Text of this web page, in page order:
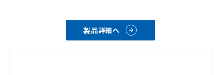
製品詳細へ